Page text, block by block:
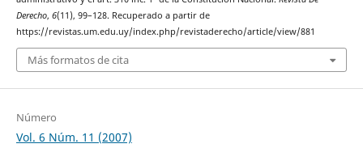
Derecho, 6(11), 99–128. Recuperado a partir de
https://revistas.um.edu.uy/index.php/revistaderecho/article/view/881
Más formatos de cita
Número
Vol. 6 Núm. 11 (2007)